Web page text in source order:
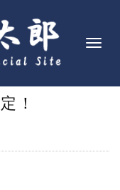
ナ
ン
！